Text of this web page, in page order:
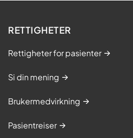
RETTIGHETER
Rettigheter for pasienter
Si din mening
Brukermedvirkning
Pasientreiser